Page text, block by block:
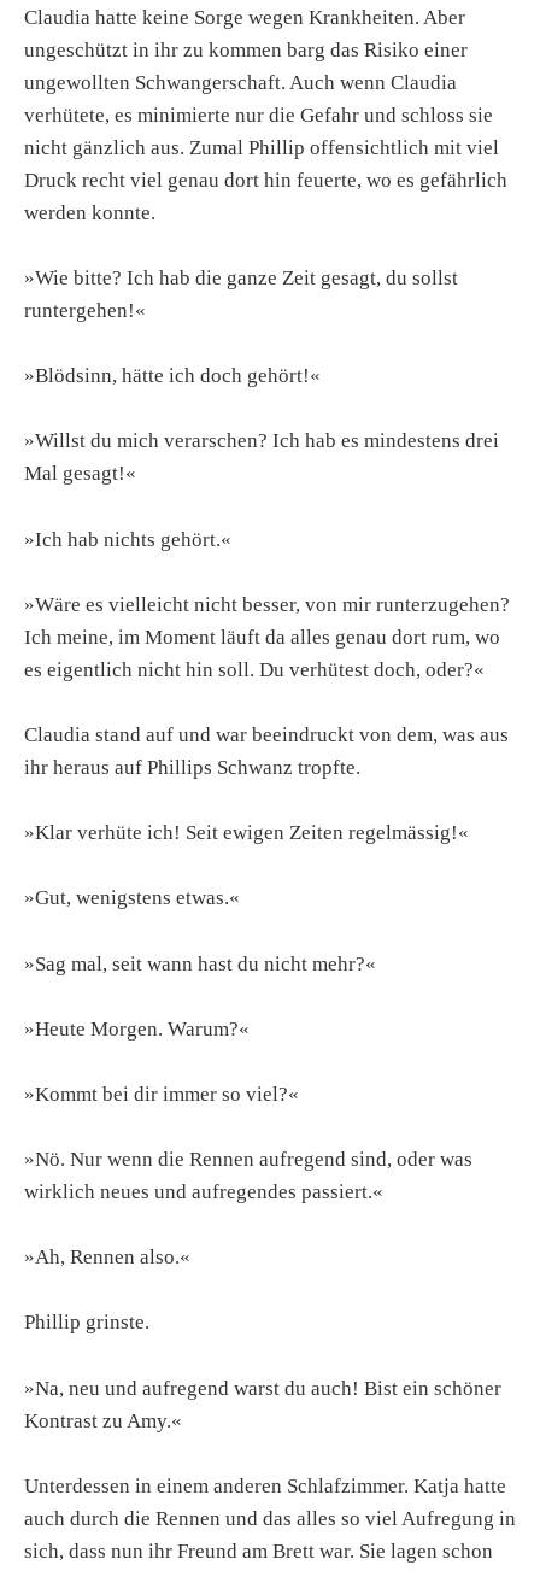
Claudia hatte keine Sorge wegen Krankheiten. Aber
ungeschützt in ihr zu kommen barg das Risiko einer
ungewollten Schwangerschaft. Auch wenn Claudia
verhütete, es minimierte nur die Gefahr und schloss sie
nicht gänzlich aus. Zumal Phillip offensichtlich mit viel
Druck recht viel genau dort hin feuerte, wo es gefährlich
werden konnte.
»Wie bitte? Ich hab die ganze Zeit gesagt, du sollst
runtergehen!«
»Blödsinn, hätte ich doch gehört!«
»Willst du mich verarschen? Ich hab es mindestens drei
Mal gesagt!«
»Ich hab nichts gehört.«
»Wäre es vielleicht nicht besser, von mir runterzugehen?
Ich meine, im Moment läuft da alles genau dort rum, wo
es eigentlich nicht hin soll. Du verhütest doch, oder?«
Claudia stand auf und war beeindruckt von dem, was aus
ihr heraus auf Phillips Schwanz tropfte.
»Klar verhüte ich! Seit ewigen Zeiten regelmässig!«
»Gut, wenigstens etwas.«
»Sag mal, seit wann hast du nicht mehr?«
»Heute Morgen. Warum?«
»Kommt bei dir immer so viel?«
»Nö. Nur wenn die Rennen aufregend sind, oder was
wirklich neues und aufregendes passiert.«
»Ah, Rennen also.«
Phillip grinste.
»Na, neu und aufregend warst du auch! Bist ein schöner
Kontrast zu Amy.«
Unterdessen in einem anderen Schlafzimmer. Katja hatte
auch durch die Rennen und das alles so viel Aufregung in
sich, dass nun ihr Freund am Brett war. Sie lagen schon